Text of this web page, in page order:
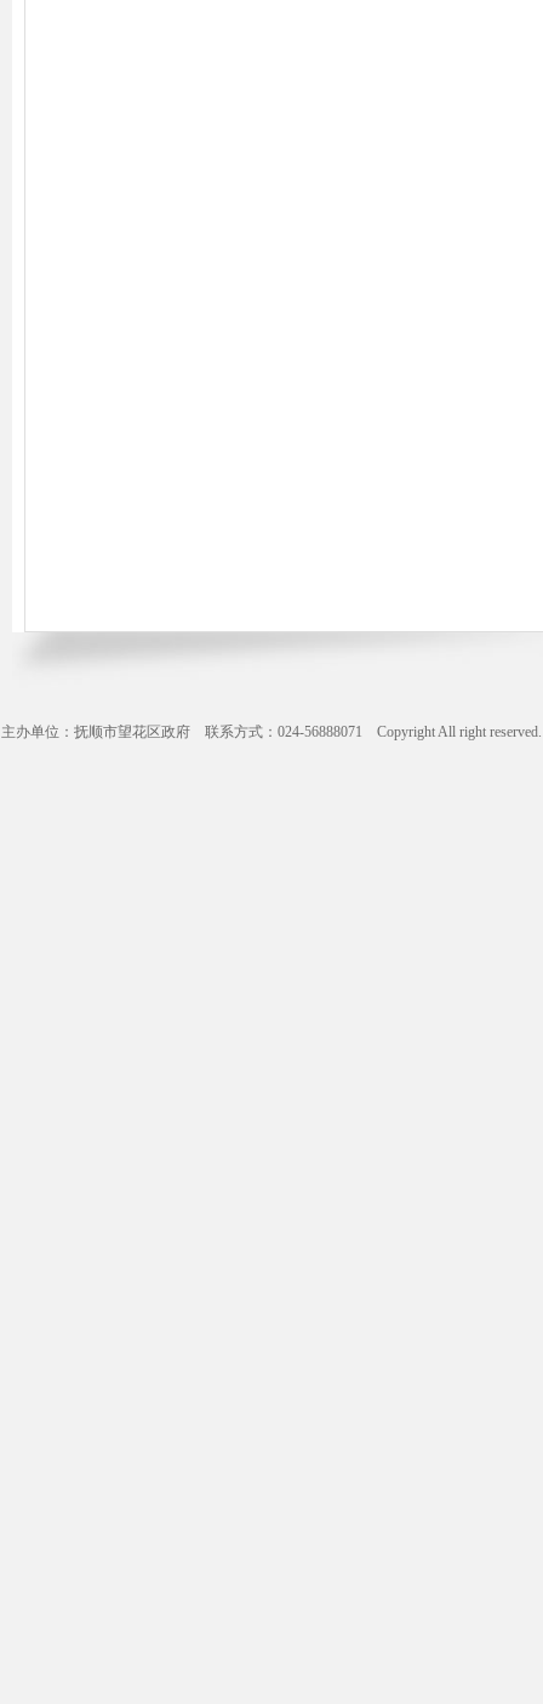
主办单位：抚顺市望花区政府 联系方式：024-56888071 Copyright All right